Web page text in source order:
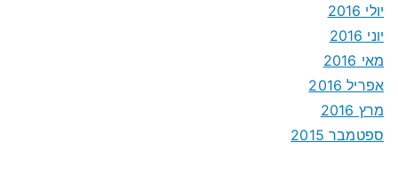
יולי 2016
יוני 2016
מאי 2016
אפריל 2016
מרץ 2016
ספטמבר 2015